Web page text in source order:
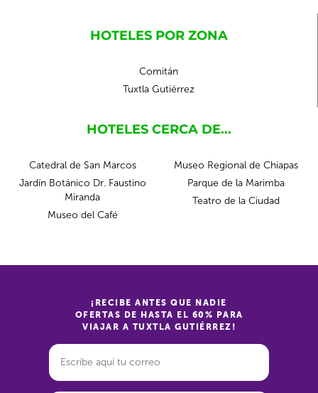
HOTELES POR ZONA
Comitán
Tuxtla Gutiérrez
HOTELES CERCA DE...
Catedral de San Marcos
Jardín Botánico Dr. Faustino
Miranda
Museo del Café
Museo Regional de Chiapas
Parque de la Marimba
Teatro de la Ciudad
¡RECIBE ANTES QUE NADIE
OFERTAS DE HASTA EL 60% PARA
VIAJAR A TUXTLA GUTIÉRREZ!